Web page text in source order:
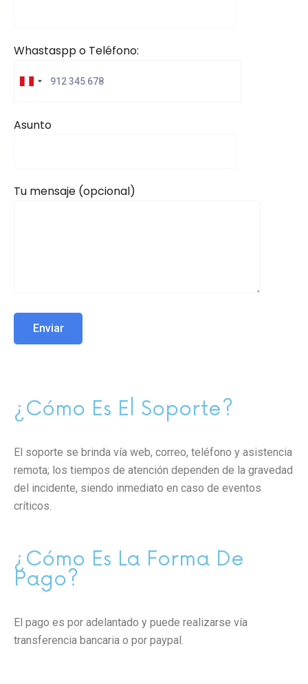
Whastaspp o Teléfono:
Asunto
Tu mensaje (opcional)
¿Cómo Es El Soporte?
El soporte se brinda vía web, correo, teléfono y asistencia
remota; los tiempos de atención dependen de la gravedad
del incidente, siendo inmediato en caso de eventos
críticos.
¿Cómo Es La Forma De
Pago?
El pago es por adelantado y puede realizarse vía
transferencia bancaria o por paypal.